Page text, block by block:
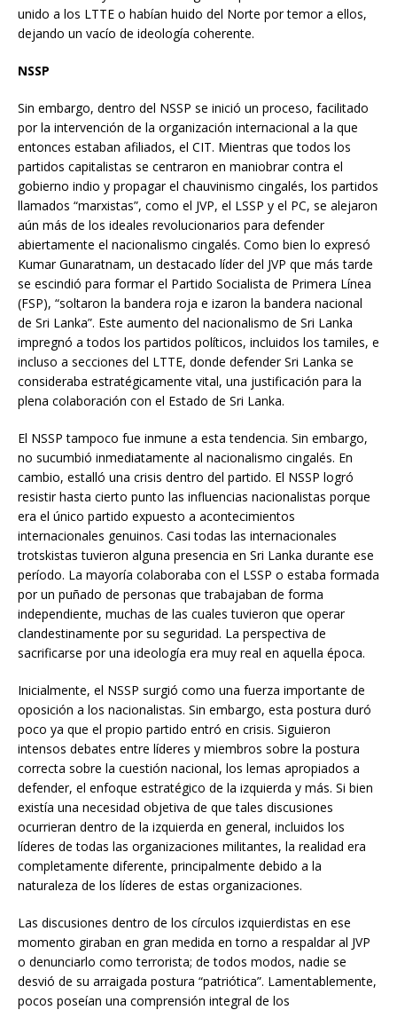
unido a los LTTE o habían huido del Norte por temor a ellos,
dejando un vacío de ideología coherente.
NSSP
Sin embargo, dentro del NSSP se inició un proceso, facilitado
por la intervención de la organización internacional a la que
entonces estaban afiliados, el CIT. Mientras que todos los
partidos capitalistas se centraron en maniobrar contra el
gobierno indio y propagar el chauvinismo cingalés, los partidos
llamados “marxistas”, como el JVP, el LSSP y el PC, se alejaron
aún más de los ideales revolucionarios para defender
abiertamente el nacionalismo cingalés. Como bien lo expresó
Kumar Gunaratnam, un destacado líder del JVP que más tarde
se escindió para formar el Partido Socialista de Primera Línea
(FSP), “soltaron la bandera roja e izaron la bandera nacional
de Sri Lanka”. Este aumento del nacionalismo de Sri Lanka
impregnó a todos los partidos políticos, incluidos los tamiles, e
incluso a secciones del LTTE, donde defender Sri Lanka se
consideraba estratégicamente vital, una justificación para la
plena colaboración con el Estado de Sri Lanka.
El NSSP tampoco fue inmune a esta tendencia. Sin embargo,
no sucumbió inmediatamente al nacionalismo cingalés. En
cambio, estalló una crisis dentro del partido. El NSSP logró
resistir hasta cierto punto las influencias nacionalistas porque
era el único partido expuesto a acontecimientos
internacionales genuinos. Casi todas las internacionales
trotskistas tuvieron alguna presencia en Sri Lanka durante ese
período. La mayoría colaboraba con el LSSP o estaba formada
por un puñado de personas que trabajaban de forma
independiente, muchas de las cuales tuvieron que operar
clandestinamente por su seguridad. La perspectiva de
sacrificarse por una ideología era muy real en aquella época.
Inicialmente, el NSSP surgió como una fuerza importante de
oposición a los nacionalistas. Sin embargo, esta postura duró
poco ya que el propio partido entró en crisis. Siguieron
intensos debates entre líderes y miembros sobre la postura
correcta sobre la cuestión nacional, los lemas apropiados a
defender, el enfoque estratégico de la izquierda y más. Si bien
existía una necesidad objetiva de que tales discusiones
ocurrieran dentro de la izquierda en general, incluidos los
líderes de todas las organizaciones militantes, la realidad era
completamente diferente, principalmente debido a la
naturaleza de los líderes de estas organizaciones.
Las discusiones dentro de los círculos izquierdistas en ese
momento giraban en gran medida en torno a respaldar al JVP
o denunciarlo como terrorista; de todos modos, nadie se
desvió de su arraigada postura “patriótica”. Lamentablemente,
pocos poseían una comprensión integral de los